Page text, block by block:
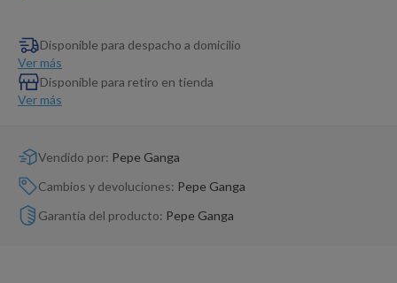
Disponible para despacho a domicilio
Ver más
Disponible para retiro en tienda
Ver más
Vendido por: Pepe Ganga
Cambios y devoluciones: Pepe Ganga
Garantía del producto: Pepe Ganga
Dinosaurio Juguete